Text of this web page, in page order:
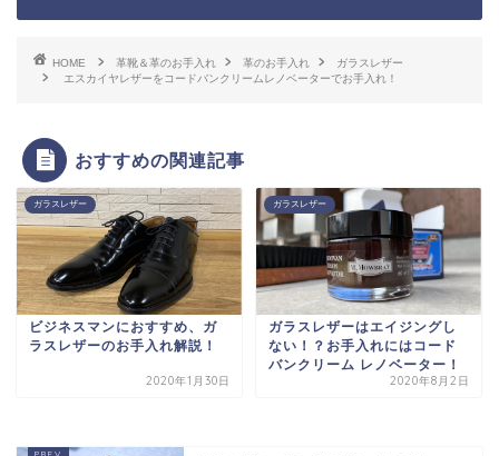
HOME 革靴＆革のお手入れ 革のお手入れ
ガラスレザー
エスカイヤレザーをコードバンクリームレノベーターでお手入れ！
おすすめの関連記事
ガラスレザー
ビジネスマンにおすすめ、ガ
ラスレザーのお手入れ解説！
2020年1月30日
ガラスレザー
ガラスレザーはエイジングし
ない！？お手入れにはコード
バンクリーム レノベーター！
2020年8月2日